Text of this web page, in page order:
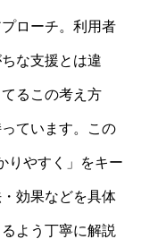
ローチ。利用者
な支援とは違
るこの考え方
ています。この
りやすく」をキー
効果などを具体
よう丁寧に解説